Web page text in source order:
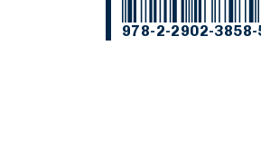
978-2-2902-3858-